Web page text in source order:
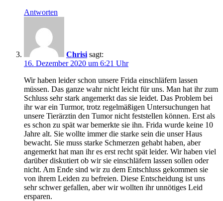
Antworten
Chrisi sagt:
16. Dezember 2020 um 6:21 Uhr
Wir haben leider schon unsere Frida einschläfern lassen
müssen. Das ganze wahr nicht leicht für uns. Man hat ihr zum
Schluss sehr stark angemerkt das sie leidet. Das Problem bei
ihr war ein Turmor, trotz regelmäßigen Untersuchungen hat
unsere Tierärztin den Tumor nicht feststellen können. Erst als
es schon zu spät war bemerkte sie ihn. Frida wurde keine 10
Jahre alt. Sie wollte immer die starke sein die unser Haus
bewacht. Sie muss starke Schmerzen gehabt haben, aber
angemerkt hat man ihr es erst recht spät leider. Wir haben viel
darüber diskutiert ob wir sie einschläfern lassen sollen oder
nicht. Am Ende sind wir zu dem Entschluss gekommen sie
von ihrem Leiden zu befreien. Diese Entscheidung ist uns
sehr schwer gefallen, aber wir wollten ihr unnötiges Leid
ersparen.